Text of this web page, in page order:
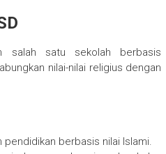
salah satu sekolah berbasis
nilai-nilai religius dengan
pendidikan berbasis nilai Islami.